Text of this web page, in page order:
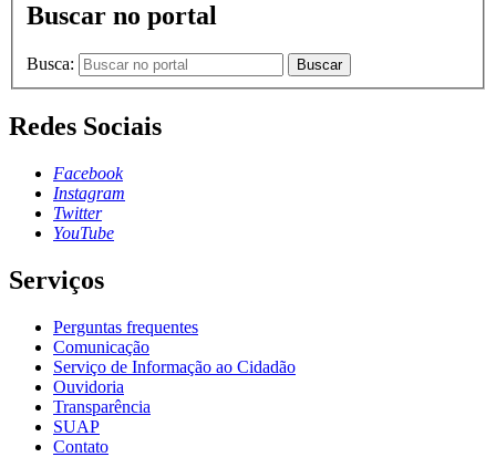
Buscar no portal
Busca: Buscar
Redes Sociais
Facebook
Instagram
Twitter
YouTube
Serviços
Perguntas frequentes
Comunicação
Serviço de Informação ao Cidadão
Ouvidoria
Transparência
SUAP
Contato